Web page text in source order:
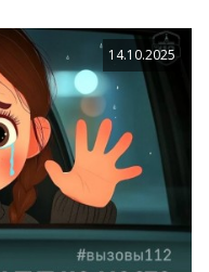
14.10.2025